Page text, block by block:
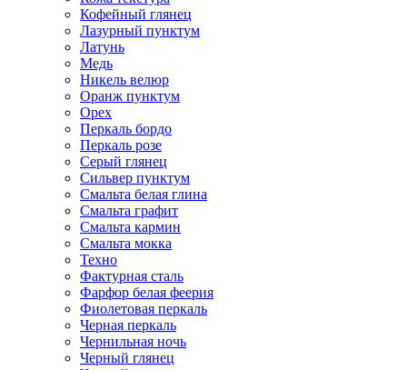
Кофейный глянец
Лазурный пунктум
Латунь
Медь
Никель велюр
Оранж пунктум
Орех
Перкаль бордо
Перкаль розе
Серый глянец
Сильвер пунктум
Смальта белая глина
Смальта графит
Смальта кармин
Смальта мокка
Техно
Фактурная сталь
Фарфор белая феерия
Фиолетовая перкаль
Черная перкаль
Чернильная ночь
Черный глянец